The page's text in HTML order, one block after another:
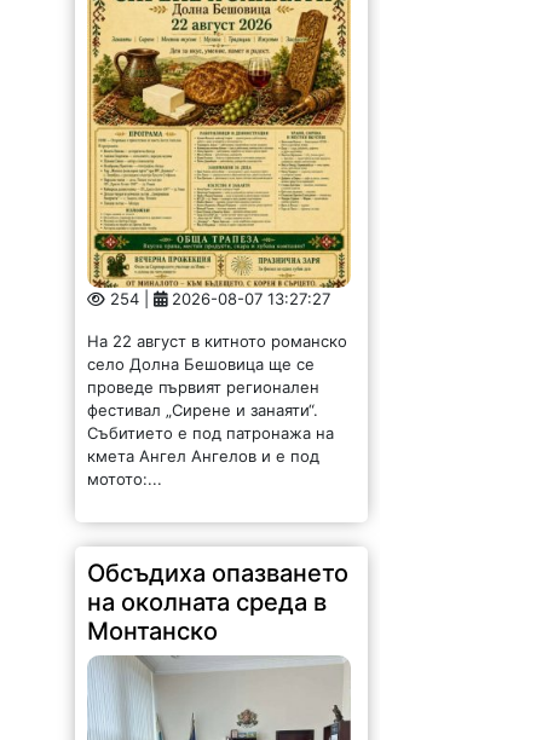
254 | 2026-08-07 13:27:27
На 22 август в китното романско
село Долна Бешовица ще се
проведе първият регионален
фестивал „Сирене и занаяти“.
Събитието е под патронажа на
кмета Ангел Ангелов и е под
мотото:...
Обсъдиха опазването
на околната среда в
Монтанско